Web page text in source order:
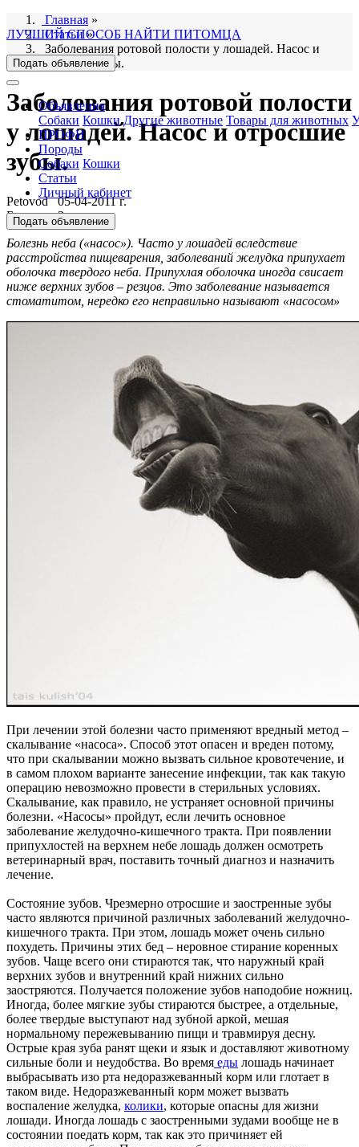
ЛУЧШИЙ СПОСОБ НАЙТИ ПИТОМЦА
Подать объявление
Объявления
Собаки Кошки Другие животные Товары для животных
ПРОФИ
Породы
Собаки Кошки
Статьи
Личный кабинет
Подать объявление
Главная »
Статьи»
Заболевания ротовой полости у лошадей. Насос и
отросшие зубы.
Заболевания ротовой полости
у лошадей. Насос и отросшие
зубы.
Petovod05-04-2011 г.
Болезни, Здоровье
Болезнь неба («насос»). Часто у лошадей вследствие
расстройства пищеварения, заболеваний желудка припухает
оболочка твердого неба. Припухлая оболочка иногда свисает
ниже верхних зубов – резцов. Это заболевание называется
стоматитом, нередко его неправильно называют «насосом»
При лечении этой болезни часто применяют вредный метод –
скалывание «насоса». Способ этот опасен и вреден потому,
что при скалывании можно вызвать сильное кровотечение, и
в самом плохом варианте занесение инфекции, так как такую
операцию невозможно провести в стерильных условиях.
Скалывание, как правило, не устраняет основной причины
болезни. «Насосы» пройдут, если лечить основное
заболевание желудочно-кишечного тракта. При появлении
припухлостей на верхнем небе лошадь должен осмотреть
ветеринарный врач, поставить точный диагноз и назначить
лечение.
Состояние зубов. Чрезмерно отросшие и заостренные зубы
часто являются причиной различных заболеваний желудочно-
кишечного тракта. При этом, лошадь может очень сильно
похудеть. Причины этих бед – неровное стирание коренных
зубов. Чаще всего они стираются так, что наружный край
верхних зубов и внутренний край нижних сильно
заостряются. Получается положение зубов наподобие ножниц.
Иногда, более мягкие зубы стираются быстрее, а отдельные,
более твердые выступают над зубной аркой, мешая
нормальному пережевыванию пищи и травмируя десну.
Острые края зуба ранят щеки и язык и доставляют животному
сильные боли и неудобства. Во время еды лошадь начинает
выбрасывать изо рта недоразжеванный корм или глотает в
таком виде. Недоразжеванный корм может вызвать
воспаление желудка, колики, которые опасны для жизни
лошади. Иногда лошадь с заостренными зудами вообще не в
состоянии поедать корм, так как это причиняет ей